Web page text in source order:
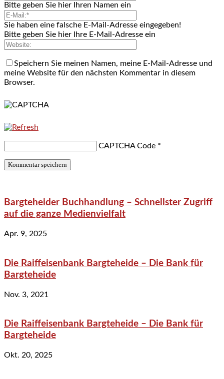
Bitte geben Sie hier Ihren Namen ein
Sie haben eine falsche E-Mail-Adresse eingegeben!
Bitte geben Sie hier Ihre E-Mail-Adresse ein
Speichern Sie meinen Namen, meine E-Mail-Adresse und
meine Website für den nächsten Kommentar in diesem
Browser.
CAPTCHA Code *
Bargteheider Buchhandlung – Schnellster Zugriff
auf die ganze Medienvielfalt
Apr. 9, 2025
Die Raiffeisenbank Bargteheide – Die Bank für
Bargteheide
Nov. 3, 2021
Die Raiffeisenbank Bargteheide – Die Bank für
Bargteheide
Okt. 20, 2025